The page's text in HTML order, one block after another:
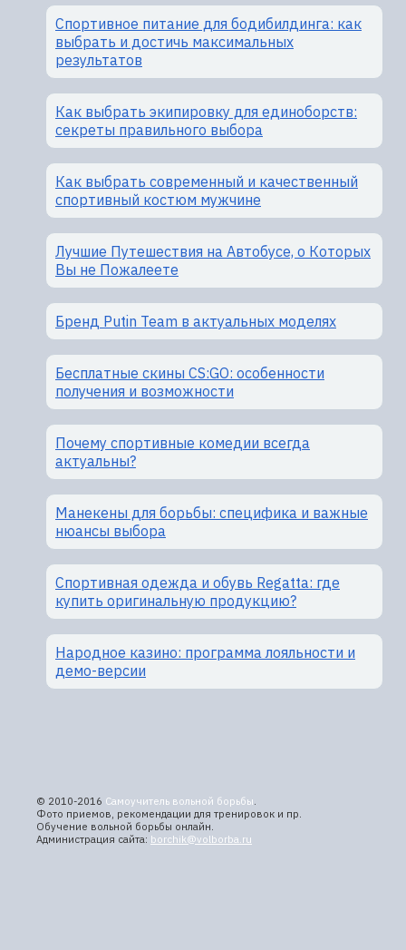
Спортивное питание для бодибилдинга: как
выбрать и достичь максимальных
результатов
Как выбрать экипировку для единоборств:
секреты правильного выбора
Как выбрать современный и качественный
спортивный костюм мужчине
Лучшие Путешествия на Автобусе, о Которых
Вы не Пожалеете
Бренд Putin Team в актуальных моделях
Бесплатные скины CS:GO: особенности
получения и возможности
Почему спортивные комедии всегда
актуальны?
Манекены для борьбы: специфика и важные
нюансы выбора
Спортивная одежда и обувь Regatta: где
купить оригинальную продукцию?
Народное казино: программа лояльности и
демо-версии
© 2010-2016 Самоучитель вольной борьбы.
Фото приемов, рекомендации для тренировок и пр.
Обучение вольной борьбы онлайн.
Администрация сайта: borchik@volborba.ru